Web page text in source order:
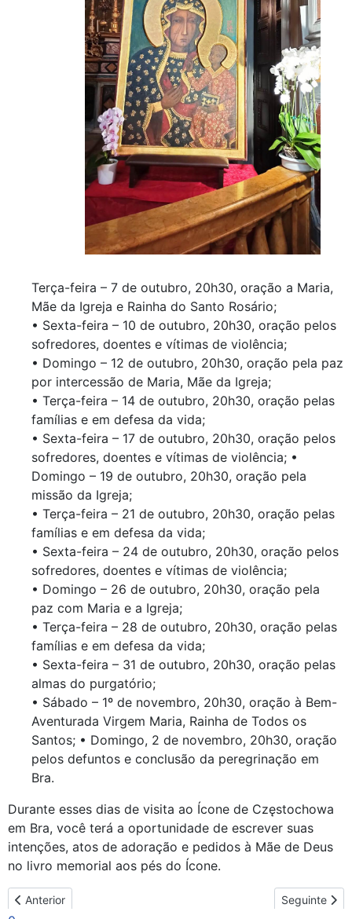
Terça-feira – 7 de outubro, 20h30, oração a Maria,
Mãe da Igreja e Rainha do Santo Rosário;
• Sexta-feira – 10 de outubro, 20h30, oração pelos
sofredores, doentes e vítimas de violência;
• Domingo – 12 de outubro, 20h30, oração pela paz
por intercessão de Maria, Mãe da Igreja;
• Terça-feira – 14 de outubro, 20h30, oração pelas
famílias e em defesa da vida;
• Sexta-feira – 17 de outubro, 20h30, oração pelos
sofredores, doentes e vítimas de violência; •
Domingo – 19 de outubro, 20h30, oração pela
missão da Igreja;
• Terça-feira – 21 de outubro, 20h30, oração pelas
famílias e em defesa da vida;
• Sexta-feira – 24 de outubro, 20h30, oração pelos
sofredores, doentes e vítimas de violência;
• Domingo – 26 de outubro, 20h30, oração pela
paz com Maria e a Igreja;
• Terça-feira – 28 de outubro, 20h30, oração pelas
famílias e em defesa da vida;
• Sexta-feira – 31 de outubro, 20h30, oração pelas
almas do purgatório;
• Sábado – 1º de novembro, 20h30, oração à Bem-
Aventurada Virgem Maria, Rainha de Todos os
Santos; • Domingo, 2 de novembro, 20h30, oração
pelos defuntos e conclusão da peregrinação em
Bra.
Durante esses dias de visita ao Ícone de Częstochowa
em Bra, você terá a oportunidade de escrever suas
intenções, atos de adoração e pedidos à Mãe de Deus
no livro memorial aos pés do Ícone.
Artigo anterior: Nossa Senhora de Częstochowa, em seu ícone
Anterior Artigo
Seguinte